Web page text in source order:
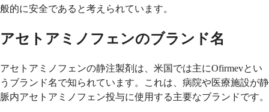
般的に安全であると考えられています。
アセトアミノフェンのブランド名
アセトアミノフェンの静注製剤は、米国では主にOfirmevとい
うブランド名で知られています。これは、病院や医療施設が静
脈内アセトアミノフェン投与に使用する主要なブランドです。